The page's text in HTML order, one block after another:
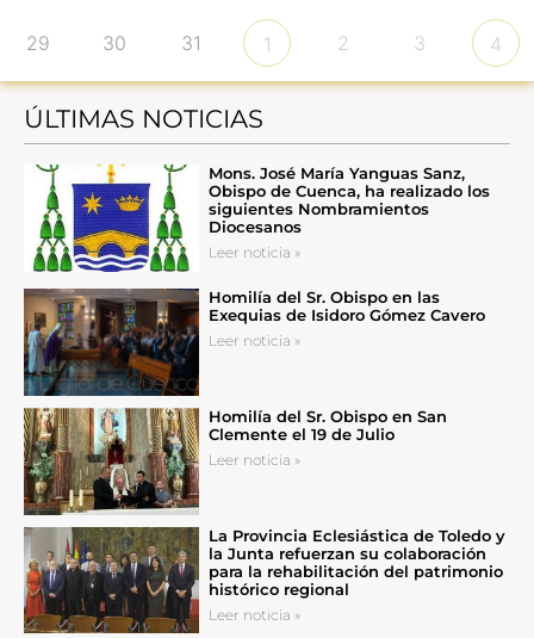
29 30 31 1 2 3 4
ÚLTIMAS NOTICIAS
Mons. José María Yanguas Sanz,
Obispo de Cuenca, ha realizado los
siguientes Nombramientos
Diocesanos
Leer noticia »
Homilía del Sr. Obispo en las
Exequias de Isidoro Gómez Cavero
Leer noticia »
Homilía del Sr. Obispo en San
Clemente el 19 de Julio
Leer noticia »
La Provincia Eclesiástica de Toledo y
la Junta refuerzan su colaboración
para la rehabilitación del patrimonio
histórico regional
Leer noticia »